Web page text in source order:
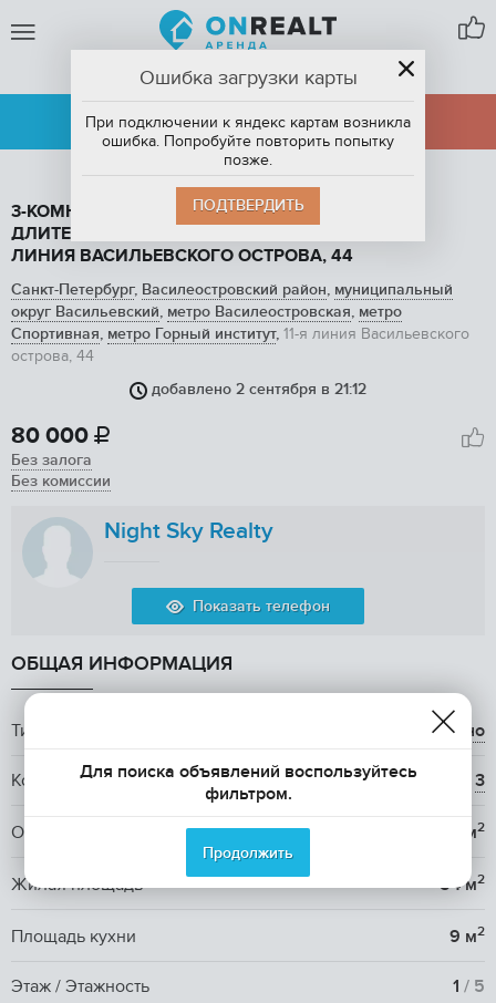
САНКТ-ПЕТЕРБУРГ
АРЕНДА
ПРОДАЖА
3-КОМНАТНАЯ КВАРТИРА, 87 М2, В АРЕНДУ НА
ДЛИТЕЛЬНЫЙ СРОК В САНКТ-ПЕТЕРБУРГЕ, 11-Я
ЛИНИЯ ВАСИЛЬЕВСКОГО ОСТРОВА, 44
Санкт-Петербург, Василеостровский район, муниципальный
округ Васильевский, метро Василеостровская, метро
Спортивная, метро Горный институт, 11-я линия Васильевского
острова, 44
добавлено 2 сентября в 21:12
1/ 17
80 000 
Без залога
Без комиссии
Night Sky Realty
Показать телефон
ОБЩАЯ ИНФОРМАЦИЯ
Тип аренды долгосрочно
Количество комнат 3
Общая площадь 87 м2
Жилая площадь 54 м2
Площадь кухни 9 м2
Этаж / Этажность 1 / 5
Ошибка загрузки карты
При подключении к яндекс картам возникла
ошибка. Попробуйте повторить попытку
позже.
ПОДТВЕРДИТЬ
Для поиска объявлений воспользуйтесь
фильтром.
Продолжить